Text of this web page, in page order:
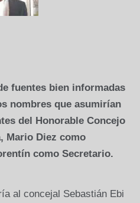
fuentes bien informadas
nombres que asumirían
del Honorable Concejo
Mario Diez como
como Secretario.
al concejal Sebastián Ebi